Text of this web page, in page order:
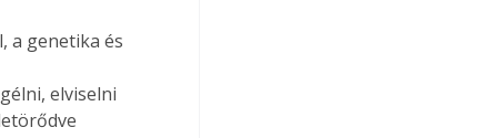
a genetika és
elviselni